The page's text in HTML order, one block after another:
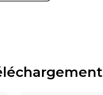
Taille de la plaque